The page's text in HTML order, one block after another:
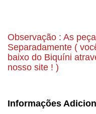
Observação : As
Separadamente (
baixo do Biquíni
nosso site ! )
Informações